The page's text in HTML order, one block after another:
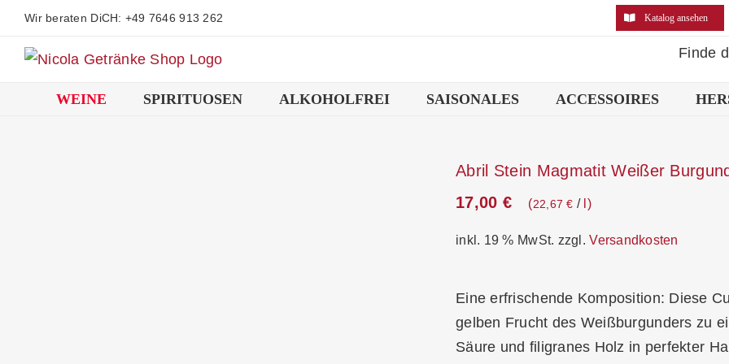
Zum
springen
Wir beraten DiCH: +49 7646 913 262 Katalog ansehen
Finde
WEINE SPIRITUOSEN ALKOHOLFREI SAISONALES ACCESSOIRES
Abril Stein Magmatit Weißer
17,00 € 22,67€ / l
inkl. 19 % MwSt. zzgl.Versandkosten
Eine erfrischende Komposition: Diese
gelben Frucht des Weißburgunders zu
Säure und filigranes Holz in perfekter